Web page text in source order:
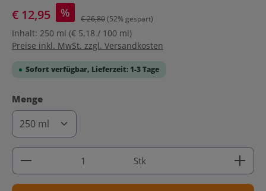
€ 12,95 % € 26,80(52% gespart)
Inhalt: 250 ml (€ 5,18 / 100 ml)
Preise inkl. MwSt. zzgl. Versandkosten
Sofort verfügbar, Lieferzeit: 1-3 Tage
Mengeauswählen
Produkt Anzahl: Gib den gewünschten Wert ein
Stk